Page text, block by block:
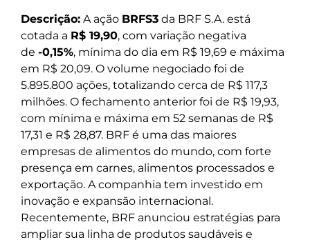
Descrição: A ação BRFS3 da BRF S.A. está
cotada a R$ 19,90, com variação negativa
de -0,15%, mínima do dia em R$ 19,69 e máxima
em R$ 20,09. O volume negociado foi de
5.895.800 ações, totalizando cerca de R$ 117,3
milhões. O fechamento anterior foi de R$ 19,93,
com mínima e máxima em 52 semanas de R$
17,31 e R$ 28,87. BRF é uma das maiores
empresas de alimentos do mundo, com forte
presença em carnes, alimentos processados e
exportação. A companhia tem investido em
inovação e expansão internacional.
Recentemente, BRF anunciou estratégias para
ampliar sua linha de produtos saudáveis e